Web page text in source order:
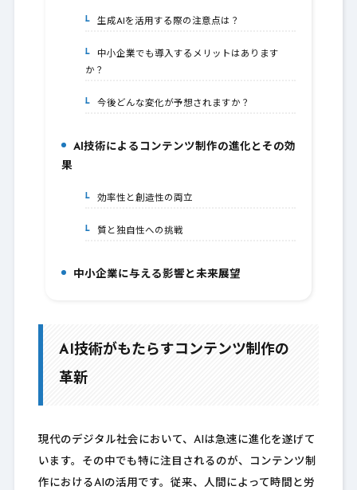
9-1.生成AIを活用する際の注意点は？
9-2.中小企業でも導入するメリットはあります
か？
9-3.今後どんな変化が予想されますか？
10.AI技術によるコンテンツ制作の進化とその効
果
10-1.効率性と創造性の両立
10-2.質と独自性への挑戦
11.中小企業に与える影響と未来展望
AI技術がもたらすコンテンツ制作の
革新
現代のデジタル社会において、AIは急速に進化を遂げて
います。その中でも特に注目されるのが、コンテンツ制
作におけるAIの活用です。従来、人間によって時間と労